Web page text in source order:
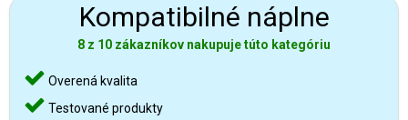
Kompatibilné náplne
8 z 10 zákazníkov nakupuje túto kategóriu
Overená kvalita
Testované produkty